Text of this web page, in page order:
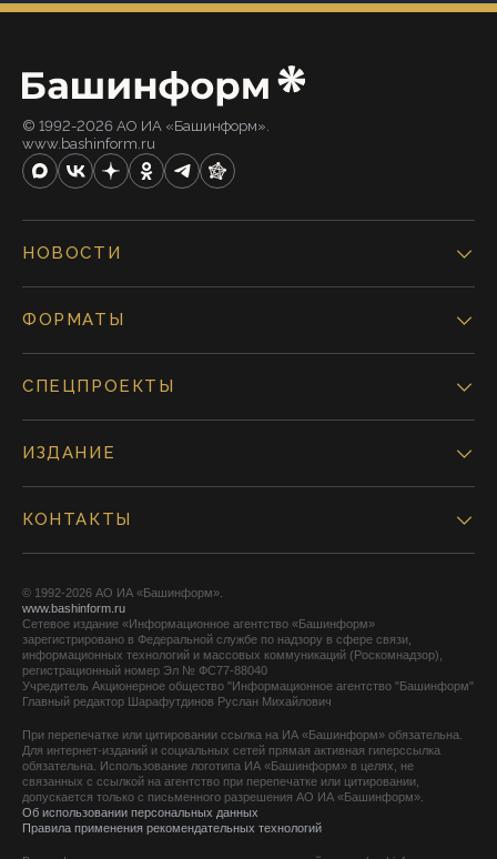
© 1992-2026 АО ИА «Башинформ».
www.bashinform.ru
НОВОСТИ
ФОРМАТЫ
СПЕЦПРОЕКТЫ
ИЗДАНИЕ
КОНТАКТЫ
© 1992-2026 АО ИА «Башинформ».
www.bashinform.ru
Сетевое издание «Информационное агентство «Башинформ»
зарегистрировано в Федеральной службе по надзору в сфере связи,
информационных технологий и массовых коммуникаций (Роскомнадзор),
регистрационный номер Эл № ФС77-88040
Учредитель Акционерное общество "Информационное агентство "Башинформ"
Главный редактор Шарафутдинов Руслан Михайлович
При перепечатке или цитировании ссылка на ИА «Башинформ» обязательна.
Для интернет-изданий и социальных сетей прямая активная гиперссылка
обязательна. Использование логотипа ИА «Башинформ» в целях, не
связанных с ссылкой на агентство при перепечатке или цитировании,
допускается только с письменного разрешения АО ИА «Башинформ».
Об использовании персональных данных
Правила применения рекомендательных технологий